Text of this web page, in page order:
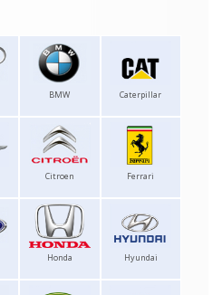
BMW Caterpillar
Citroen Ferrari
Honda Hyundai